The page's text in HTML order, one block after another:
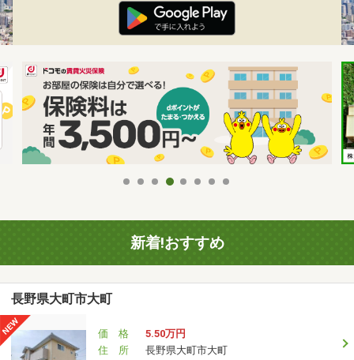
新着!おすすめ
長野県大町市大町
価 格
5.50万円
住 所
長野県大町市大町